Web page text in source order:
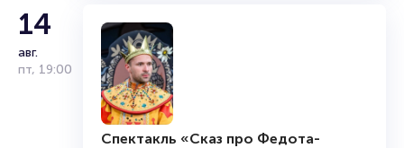
14
авг.
пт, 19:00
Спектакль «Сказ про Федота-